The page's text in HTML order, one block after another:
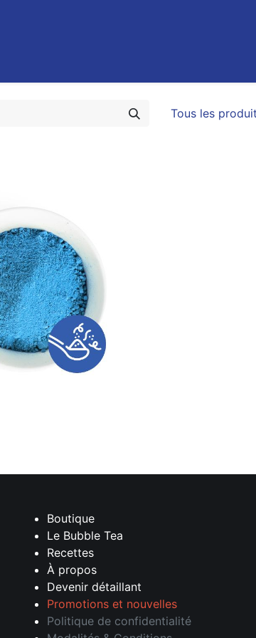
Tous les
Boutique
Le Bubble Tea
Recettes
À propos
Devenir détaillant
Promotions et nouvelles
Politique de confidentialité